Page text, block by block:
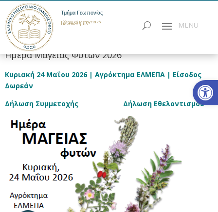
Τμήμα Γεωπονίας
Ελληνικό Μεσογειακό
Πανεπιστήμιο
Ημέρα Μαγείας Φυτών 2026
Κυριακή 24 Μαΐου 2026 | Αγρόκτημα ΕΛΜΕΠΑ | Είσοδος
Δωρεάν
Δήλωση Συμμετοχής
Δήλωση Εθελοντισμού